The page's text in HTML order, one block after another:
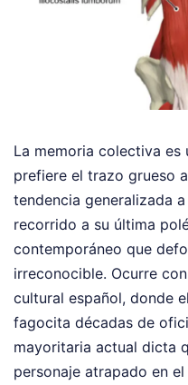
La memoria colectiva
prefiere el trazo grueso
tendencia generalizada
recorrido a su última
contemporáneo que
irreconocible. Ocurre
cultural español, donde
fagocita décadas de
mayoritaria actual dicta
personaje atrapado en